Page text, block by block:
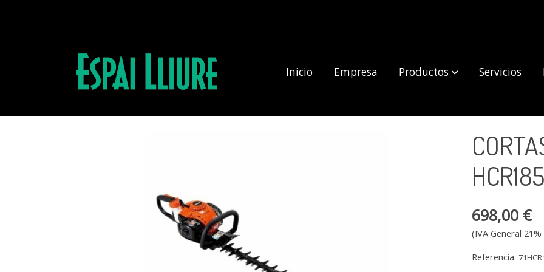
Inicio Empresa Productos Servicios
Productos CORTASETOS ECHO HCR185ES
698,00 €
(IVA General
Referencia: